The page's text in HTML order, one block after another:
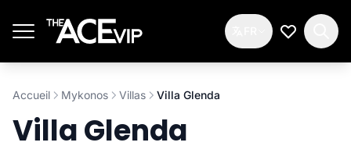
Ma Liste
Accueil Mykonos Villas Villa Glenda
Villa Glenda